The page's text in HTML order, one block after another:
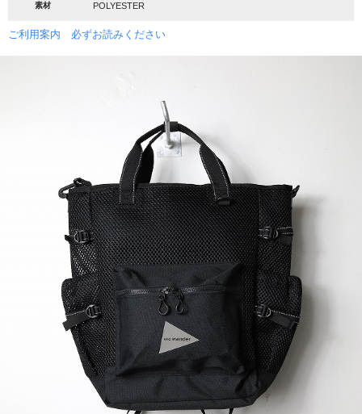
素材 POLYESTER
ご利用案内 必ずお読みください